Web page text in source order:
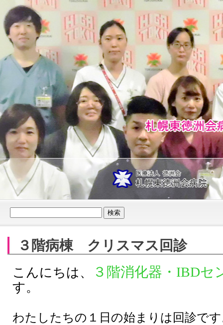
３階病棟 クリスマス回診
こんにちは、 ３階消化器・ IBDセ
す。
わたしたちの１日の始まりは回診で